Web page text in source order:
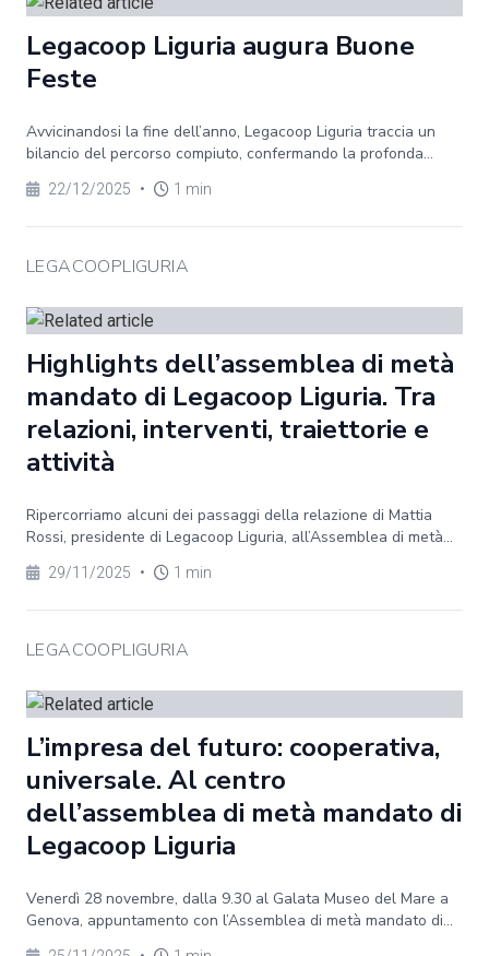
Legacoop Liguria augura Buone
Feste
Avvicinandosi la fine dell’anno, Legacoop Liguria traccia un
bilancio del percorso compiuto, confermando la profonda...
22/12/2025 • 1 min
LEGACOOPLIGURIA
Highlights dell’assemblea di metà
mandato di Legacoop Liguria. Tra
relazioni, interventi, traiettorie e
attività
Ripercorriamo alcuni dei passaggi della relazione di Mattia
Rossi, presidente di Legacoop Liguria, all’Assemblea di metà...
29/11/2025 • 1 min
LEGACOOPLIGURIA
L’impresa del futuro: cooperativa,
universale. Al centro
dell’assemblea di metà mandato di
Legacoop Liguria
Venerdì 28 novembre, dalla 9.30 al Galata Museo del Mare a
Genova, appuntamento con l’Assemblea di metà mandato di...